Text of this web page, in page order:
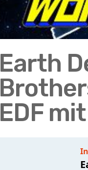
Earth
EDF